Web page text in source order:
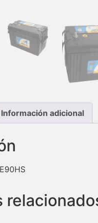
Información adicional